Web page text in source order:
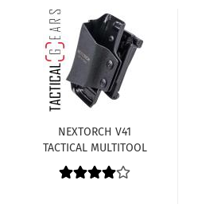
NEXTORCH V41
TACTICAL MULTITOOL
HOLSTER FÜR MT20
SERIE - 360 GRAD